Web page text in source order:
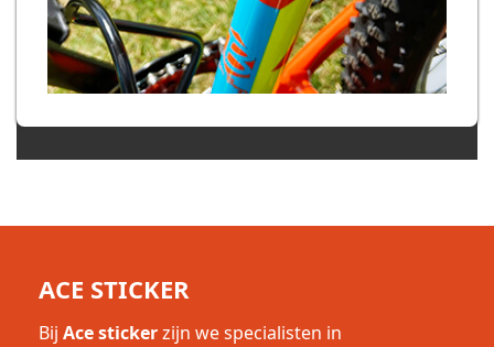
ACE STICKER
Bij Ace stickerzijn we specialisten in